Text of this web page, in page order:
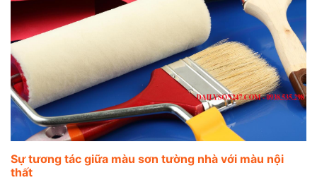
Sự tương tác giữa màu sơn tường nhà với màu nội
thất